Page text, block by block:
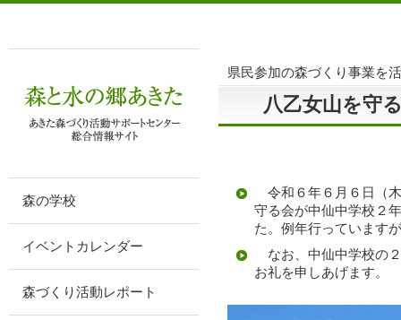
森の学校
イベントカレンダー
森づくり活動レポート
県民参加の森づくり事業を
八乙女山を守
令和６年６月６日（
守る会が中仙中学校２
た。例年行っています
なお、中仙中学校の
お礼を申しあげます。